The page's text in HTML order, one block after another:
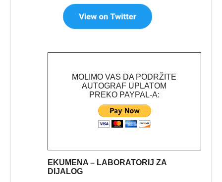
MOLIMO VAS DA PODRŽITE
AUTOGRAF UPLATOM
PREKO PAYPAL-A:
EKUMENA – LABORATORIJ ZA
DIJALOG